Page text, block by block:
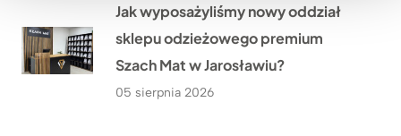
Jak wyposażyliśmy nowy oddział
sklepu odzieżowego premium
Szach Mat w Jarosławiu?
05 sierpnia 2026